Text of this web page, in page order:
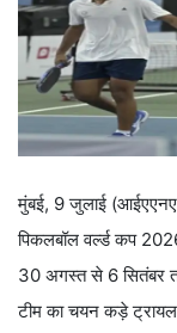
मुंबई, 9 जुलाई
पिकलबॉल वर्ल्ड कप
30 अगस्त से 6 सितंबर
टीम का चयन कड़े ट्रायल